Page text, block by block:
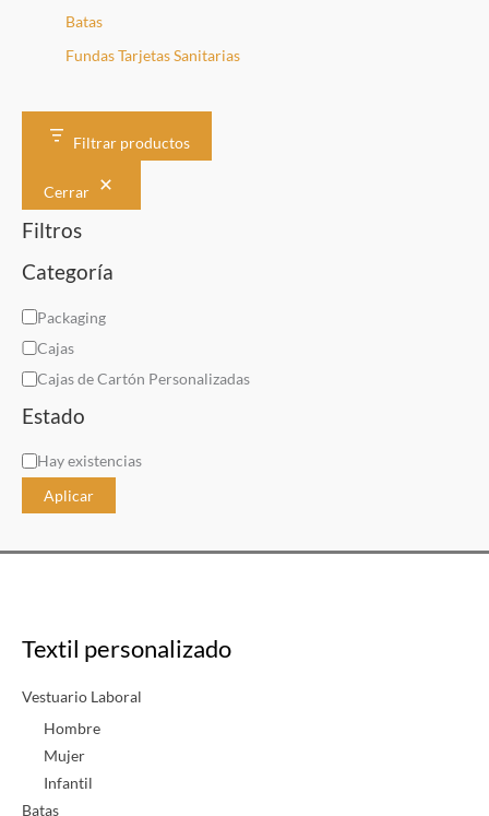
Batas
Fundas Tarjetas Sanitarias
Filtrar productos
Cerrar
Filtros
Categoría
C
a
t
e
o
a
Packaging
Cajas
Cajas de Cartón Personalizadas
Estado
D
s
p
i
Hay existencias
Aplicar
Textil personalizado
Vestuario Laboral
Hombre
Mujer
Infantil
Batas